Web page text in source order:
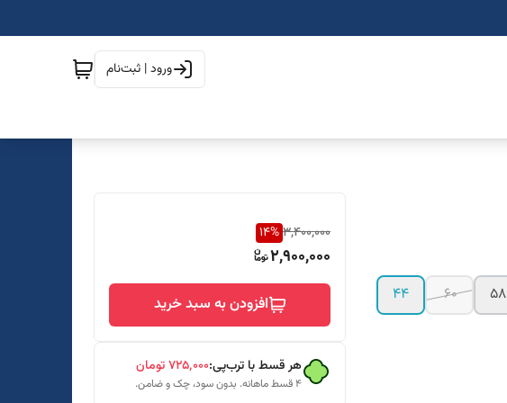
ورود | ثبت‌نام
۵۸ ۶۰
44
3,400,000
14%
2,900,000
افزودن به سبد خرید
هر قسط با ترب‌پی:۷۲۵٬۰۰۰تومان
۴ قسط ماهانه. بدون سود، چک و ضامن.